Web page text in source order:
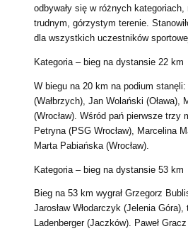
odbywały się w różnych
trudnym, górzystym terenie.
dla wszystkich uczestników
Kategoria – bieg na dystansie 22 km
W biegu na 20 km na podium stanęli:
(Wałbrzych), Jan Wolański (Oława),
(Wrocław). Wśród pań pierwsze trzy
Petryna (PSG Wrocław), Marcelina
Marta Pabiańska (Wrocław).
Kategoria – bieg na dystansie 53 km
Bieg na 53 km wygrał Grzegorz
Jarosław Włodarczyk (Jelenia
Ladenberger (Jaczków). Paweł